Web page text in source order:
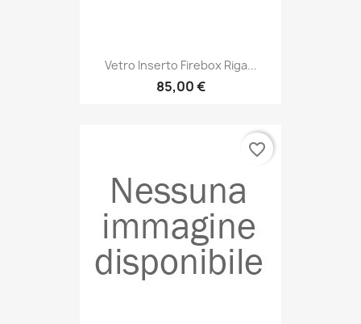
Vetro Inserto Firebox Riga...
85,00 €
favorite_border